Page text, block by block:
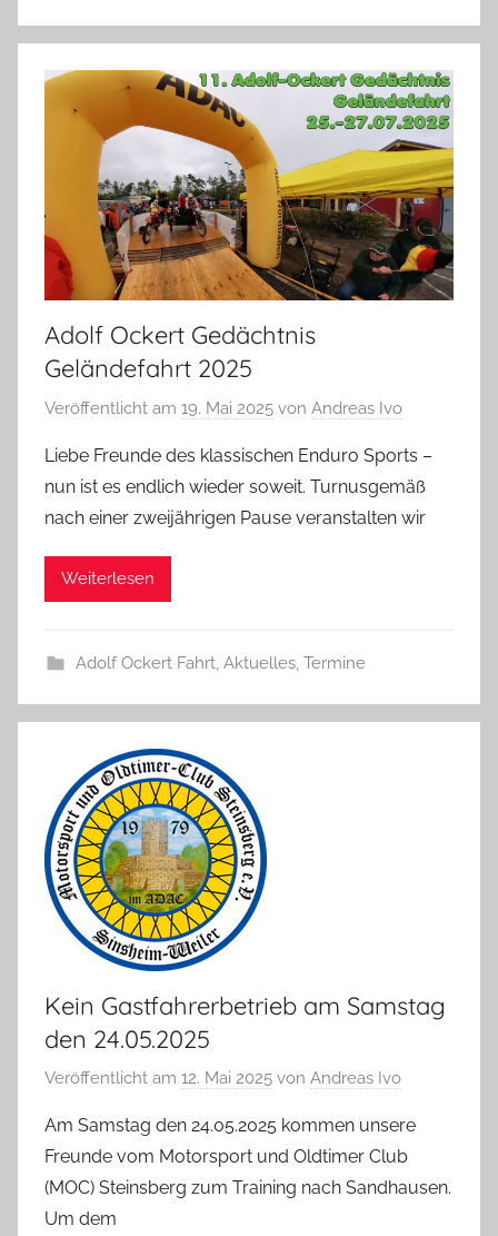
Adolf Ockert Gedächtnis
Geländefahrt 2025
Veröffentlicht am 19. Mai 2025 von Andreas Ivo
Liebe Freunde des klassischen Enduro Sports –
nun ist es endlich wieder soweit. Turnusgemäß
nach einer zweijährigen Pause veranstalten wir
Weiterlesen
Adolf Ockert Fahrt, Aktuelles, Termine
Kein Gastfahrerbetrieb am Samstag
den 24.05.2025
Veröffentlicht am 12. Mai 2025 von Andreas Ivo
Am Samstag den 24.05.2025 kommen unsere
Freunde vom Motorsport und Oldtimer Club
(MOC) Steinsberg zum Training nach Sandhausen.
Um dem